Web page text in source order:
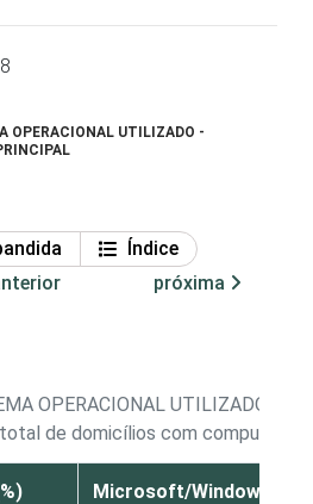
OPERACIONAL UTILIZADO -
Índice
próxima
OPERACIONAL UTILIZADO -
de domicílios com computador
Microsoft/Windows